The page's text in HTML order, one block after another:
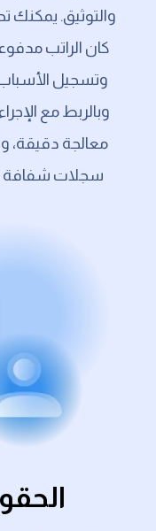
والتوثيق. يمكنك
كان الراتب
وتسجيل
وبالربط مع
معالجة دقيقة،
سجلات شفافة